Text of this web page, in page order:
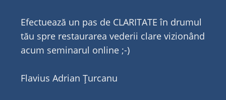
Efectuează un pas de CLARITATE în drumul
tău spre restaurarea vederii clare vizionând
acum seminarul online ;-)
Flavius Adrian Țurcanu